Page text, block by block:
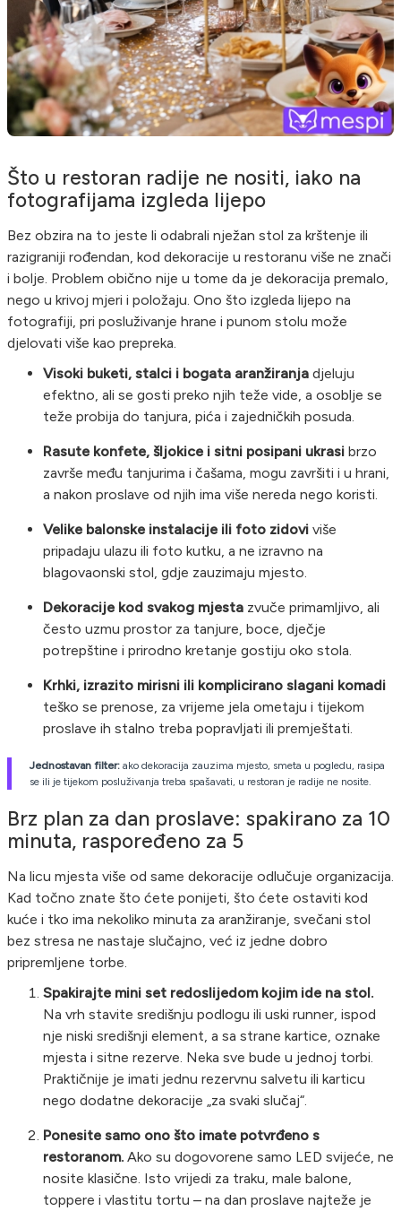
Što u restoran radije ne nositi, iako na
fotografijama izgleda lijepo
Bez obzira na to jeste li odabrali nježan stol za krštenje ili
razigraniji rođendan, kod dekoracije u restoranu više ne znači
i bolje. Problem obično nije u tome da je dekoracija premalo,
nego u krivoj mjeri i položaju. Ono što izgleda lijepo na
fotografiji, pri posluživanje hrane i punom stolu može
djelovati više kao prepreka.
Visoki buketi, stalci i bogata aranžiranja djeluju
efektno, ali se gosti preko njih teže vide, a osoblje se
teže probija do tanjura, pića i zajedničkih posuda.
Rasute konfete, šljokice i sitni posipani ukrasi brzo
završe među tanjurima i čašama, mogu završiti i u hrani,
a nakon proslave od njih ima više nereda nego koristi.
Velike balonske instalacije ili foto zidovi više
pripadaju ulazu ili foto kutku, a ne izravno na
blagovaonski stol, gdje zauzimaju mjesto.
Dekoracije kod svakog mjesta zvuče primamljivo, ali
često uzmu prostor za tanjure, boce, dječje
potrepštine i prirodno kretanje gostiju oko stola.
Krhki, izrazito mirisni ili komplicirano slagani komadi
teško se prenose, za vrijeme jela ometaju i tijekom
proslave ih stalno treba popravljati ili premještati.
Jednostavan filter: ako dekoracija zauzima mjesto, smeta u pogledu, rasipa
se ili je tijekom posluživanja treba spašavati, u restoran je radije ne nosite.
Brz plan za dan proslave: spakirano za 10
minuta, raspoređeno za 5
Na licu mjesta više od same dekoracije odlučuje organizacija.
Kad točno znate što ćete ponijeti, što ćete ostaviti kod
kuće i tko ima nekoliko minuta za aranžiranje, svečani stol
bez stresa ne nastaje slučajno, već iz jedne dobro
pripremljene torbe.
Spakirajte mini set redoslijedom kojim ide na stol.
Na vrh stavite središnju podlogu ili uski runner, ispod
nje niski središnji element, a sa strane kartice, oznake
mjesta i sitne rezerve. Neka sve bude u jednoj torbi.
Praktičnije je imati jednu rezervnu salvetu ili karticu
nego dodatne dekoracije „za svaki slučaj“.
Ponesite samo ono što imate potvrđeno s
restoranom. Ako su dogovorene samo LED svijeće, ne
nosite klasične. Isto vrijedi za traku, male balone,
toppere i vlastitu tortu – na dan proslave najteže je